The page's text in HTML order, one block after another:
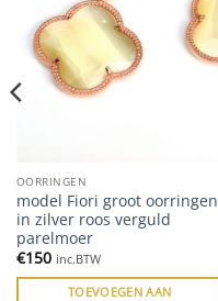
OORRINGEN
model Fiori groot oorringen
in zilver roos verguld
parelmoer
€150 inc.BTW
TOEVOEGEN AAN